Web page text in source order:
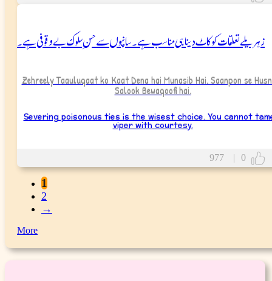
زہریلے تعلقات کو کاٹ دینا ہی مناسب ہے۔ سانپوں سے حسنِ سلوک بے وقوفی ہے۔
Zehreely Taauluqaat ko Kaat Dena hai Munasib Hai. Saanpon se
Salook Bewaqoofi hai.
Severing poisonous ties is the wisest choice. You cannot
viper with courtesy.
977 | 0
1
2
→
More